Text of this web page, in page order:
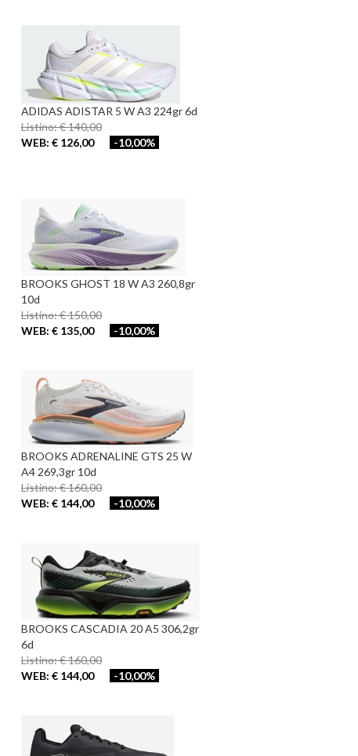
ADIDAS ADISTAR 5 W A3 224gr 6d
Listino: € 140,00
WEB: € 126,00
-10,00%
BROOKS GHOST 18 W A3 260,8gr
10d
Listino: € 150,00
WEB: € 135,00
-10,00%
BROOKS ADRENALINE GTS 25 W
A4 269,3gr 10d
Listino: € 160,00
WEB: € 144,00
-10,00%
BROOKS CASCADIA 20 A5 306,2gr
6d
Listino: € 160,00
WEB: € 144,00
-10,00%